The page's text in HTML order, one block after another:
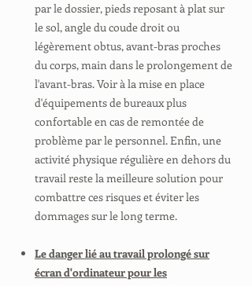
par le dossier, pieds reposant à plat sur
le sol, angle du coude droit ou
légèrement obtus, avant-bras proches
du corps, main dans le prolongement de
l'avant-bras. Voir à la mise en place
d'équipements de bureaux plus
confortable en cas de remontée de
problème par le personnel. Enfin, une
activité physique régulière en dehors du
travail reste la meilleure solution pour
combattre ces risques et éviter les
dommages sur le long terme.
Le danger lié au travail prolongé sur
écran d'ordinateur pour les